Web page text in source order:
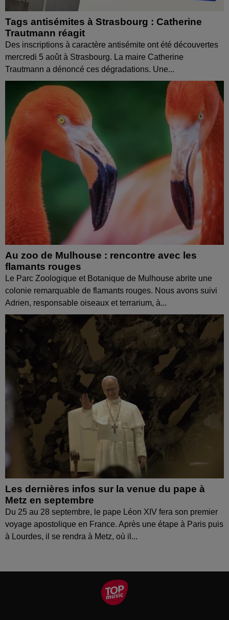
Tags antisémites à Strasbourg : Catherine
Trautmann réagit
Des inscriptions à caractère antisémite ont été découvertes
mercredi 5 août à Strasbourg. La maire Catherine
Trautmann a dénoncé ces dégradations. Une...
Au zoo de Mulhouse : rencontre avec les
flamants rouges
Le Parc Zoologique et Botanique de Mulhouse abrite une
colonie remarquable de flamants rouges. Nous avons suivi
Adrien, responsable oiseaux et terrarium, à...
Les dernières infos sur la venue du pape à
Metz en septembre
Du 25 au 28 septembre, le pape Léon XIV fera son premier
voyage apostolique en France. Après une étape à Paris puis
à Lourdes, il se rendra à Metz, où il...